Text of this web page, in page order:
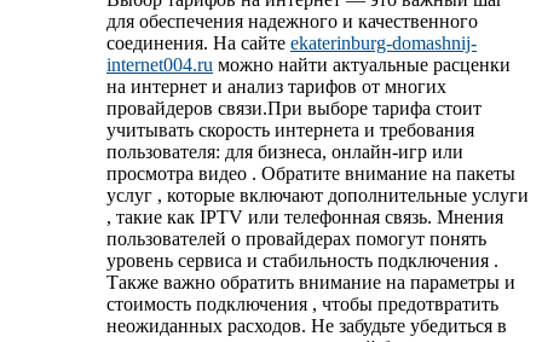
для обеспечения надежного и качественного
соединения. На сайте ekaterinburg-domashnij-
internet004.ru можно найти актуальные расценки
на интернет и анализ тарифов от многих
провайдеров связи.При выборе тарифа стоит
учитывать скорость интернета и требования
пользователя: для бизнеса, онлайн-игр или
просмотра видео . Обратите внимание на пакеты
услуг , которые включают дополнительные услуги
, такие как IPTV или телефонная связь. Мнения
пользователей о провайдерах помогут понять
уровень сервиса и стабильность подключения .
Также важно обратить внимание на параметры и
стоимость подключения , чтобы предотвратить
неожиданных расходов. Не забудьте убедиться в